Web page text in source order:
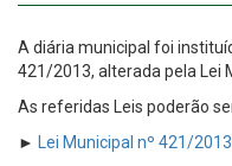
A diária municipal foi
421/2013, alterada pela Lei
As referidas Leis poderão
► Lei Municipal nº 421/2013